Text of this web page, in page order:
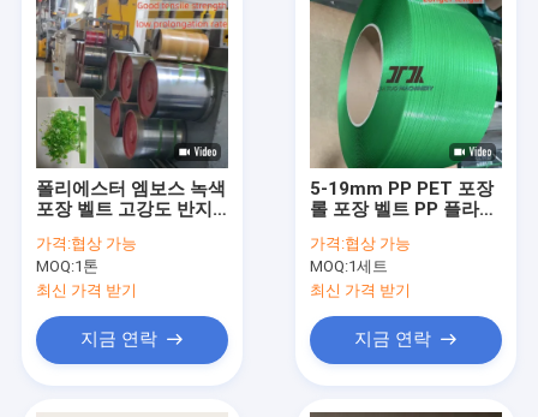
폴리에스터 엠보스 녹색
포장 벨트 고강도 반지
가격:협상 가능
MOQ:1톤
최신 가격 받기
지금 연락
5-19mm PP PET 포장
롤 포장 벨트 PP 플라스
드
가격:협상 가능
MOQ:1세트
최신 가격 받기
지금 연락